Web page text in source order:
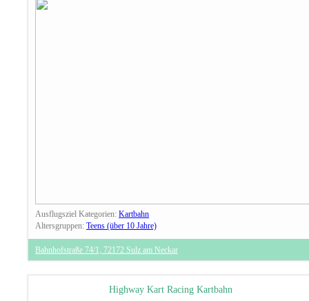
Ausflugsziel Kategorien:Kartbahn
Altersgruppen:Teens (über 10 Jahre)
Bahnhofstraße 74/1, 72172 Sulz am Neckar
Highway Kart Racing Kartbahn